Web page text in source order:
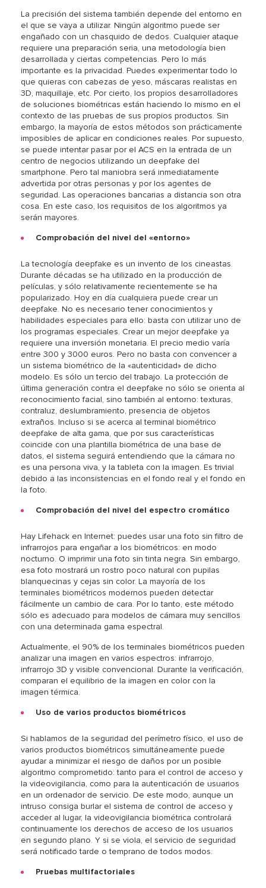
La precisión del sistema también depende del entorno en
el que se vaya a utilizar. Ningún algoritmo puede ser
engañado con un chasquido de dedos. Cualquier ataque
requiere una preparación seria, una metodología bien
desarrollada y ciertas competencias. Pero lo más
importante es la privacidad. Puedes experimentar todo lo
que quieras con cabezas de yeso, máscaras realistas en
3D, maquillaje, etc. Por cierto, los propios desarrolladores
de soluciones biométricas están haciendo lo mismo en el
contexto de las pruebas de sus propios productos. Sin
embargo, la mayoría de estos métodos son prácticamente
imposibles de aplicar en condiciones reales. Por supuesto,
se puede intentar pasar por el ACS en la entrada de un
centro de negocios utilizando un deepfake del
smartphone. Pero tal maniobra será inmediatamente
advertida por otras personas y por los agentes de
seguridad. Las operaciones bancarias a distancia son otra
cosa. En este caso, los requisitos de los algoritmos ya
serán mayores.
Comprobación del nivel del «entorno»
La tecnología deepfake es un invento de los cineastas.
Durante décadas se ha utilizado en la producción de
películas, y sólo relativamente recientemente se ha
popularizado. Hoy en día cualquiera puede crear un
deepfake. No es necesario tener conocimientos y
habilidades especiales para ello: basta con utilizar uno de
los programas especiales. Crear un mejor deepfake ya
requiere una inversión monetaria. El precio medio varía
entre 300 y 3000 euros. Pero no basta con convencer a
un sistema biométrico de la «autenticidad» de dicho
modelo. Es sólo un tercio del trabajo. La protección de
última generación contra el deepfake no sólo se orienta al
reconocimiento facial, sino también al entorno: texturas,
contraluz, deslumbramiento, presencia de objetos
extraños. Incluso si se acerca al terminal biométrico
deepfake de alta gama, que por sus características
coincide con una plantilla biométrica de una base de
datos, el sistema seguirá entendiendo que la cámara no
es una persona viva, y la tableta con la imagen. Es trivial
debido a las inconsistencias en el fondo real y el fondo en
la foto.
Comprobación del nivel del espectro cromático
Hay Lifehack en Internet: puedes usar una foto sin filtro de
infrarrojos para engañar a los biométricos: en modo
nocturno. O imprimir una foto sin tinta negra. Sin embargo,
esa foto mostrará un rostro poco natural con pupilas
blanquecinas y cejas sin color. La mayoría de los
terminales biométricos modernos pueden detectar
fácilmente un cambio de cara. Por lo tanto, este método
sólo es adecuado para modelos de cámara muy sencillos
con una determinada gama espectral.
Actualmente, el 90% de los terminales biométricos pueden
analizar una imagen en varios espectros: infrarrojo,
infrarrojo 3D y visible convencional. Durante la verificación,
comparan el equilibrio de la imagen en color con la
imagen térmica.
Uso de varios productos biométricos
Si hablamos de la seguridad del perímetro físico, el uso de
varios productos biométricos simultáneamente puede
ayudar a minimizar el riesgo de daños por un posible
algoritmo comprometido: tanto para el control de acceso y
la videovigilancia, como para la autenticación de usuarios
en un ordenador de servicio. De este modo, aunque un
intruso consiga burlar el sistema de control de acceso y
acceder al lugar, la videovigilancia biométrica controlará
continuamente los derechos de acceso de los usuarios
en segundo plano. Y si se viola, el servicio de seguridad
será notificado tarde o temprano de todos modos.
Pruebas multifactoriales